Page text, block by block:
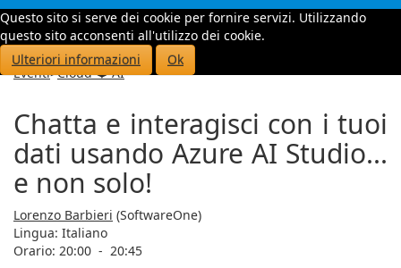
Questo sito si serve dei cookie per fornire servizi. Utilizzando
questo sito acconsenti all'utilizzo dei cookie.
Ulteriori informazioni
Ok
Toggle
Eventi>Cloud ❤️ AI
Chatta e interagisci con i tuoi
dati usando Azure AI Studio...
e non solo!
Lorenzo Barbieri (SoftwareOne)
Lingua: Italiano
Orario: 20:00 - 20:45